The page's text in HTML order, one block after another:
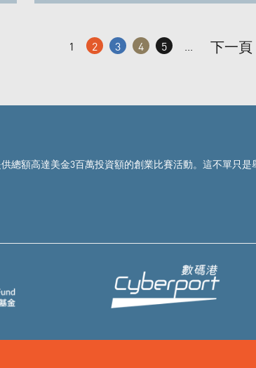
1 2 3 4 5 ... 下一頁
總額高達美金3百萬投資額的創業比賽活動。這不單只